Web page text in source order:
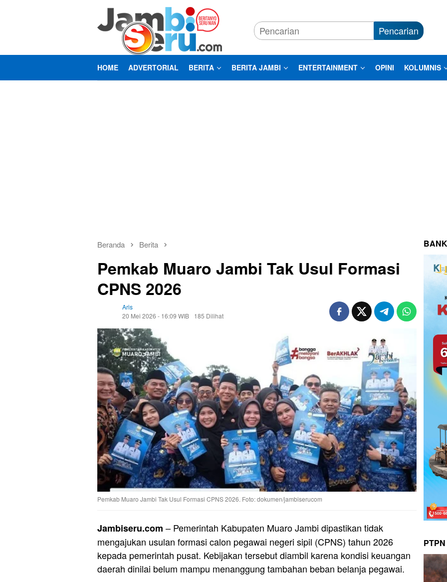
Pencarian
HOME ADVERTORIAL BERITA BERITA JAMBI ENTERTAINMENT OPINI KOLUMNIS
Beranda Berita
Pemkab Muaro Jambi Tak Usul Formasi
CPNS 2026
Aris
20 Mei 2026 - 16:09 WIB
185 Dilihat
Pemkab Muaro Jambi Tak Usul Formasi CPNS 2026. Foto: dokumen/jambiserucom
Jambiseru.com – Pemerintah Kabupaten Muaro Jambi dipastikan tidak
mengajukan usulan formasi calon pegawai negeri sipil (CPNS) tahun 2026
kepada pemerintah pusat. Kebijakan tersebut diambil karena kondisi keuangan
daerah dinilai belum mampu menanggung tambahan beban belanja pegawai.